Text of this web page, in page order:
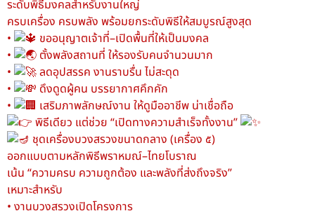
ระดับพิธีมงคลสำหรับงานใหญ่
ครบเครื่อง ครบพลัง พร้อมยกระดับพิธีให้สมบูรณ์สูงสุด
•
ขออนุญาตเจ้าที่–เปิดพื้นที่ให้เป็นมงคล
•
ตั้งพลังสถานที่ ให้รองรับคนจำนวนมาก
•
ลดอุปสรรค งานราบรื่น ไม่สะดุด
•
ดึงดูดผู้คน บรรยากาศคึกคัก
•
เสริมภาพลักษณ์งาน ให้ดูมืออาชีพ น่าเชื่อถือ
พิธีเดียว แต่ช่วย “เปิดทางความสำเร็จทั้งงาน”
ชุดเครื่องบวงสรวงขนาดกลาง (เครื่อง ๕)
ออกแบบตามหลักพิธีพราหมณ์–ไทยโบราณ
เน้น “ความครบ ความถูกต้อง และพลังที่ส่งถึงจริง”
เหมาะสำหรับ
• งานบวงสรวงเปิดโครงการ